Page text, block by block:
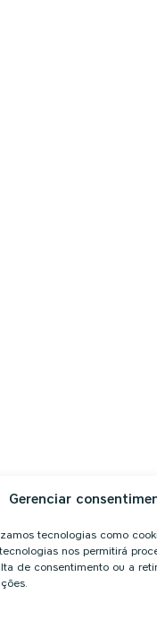
Gerenciar
tecnologias como
nos permitirá
de consentimento ou a